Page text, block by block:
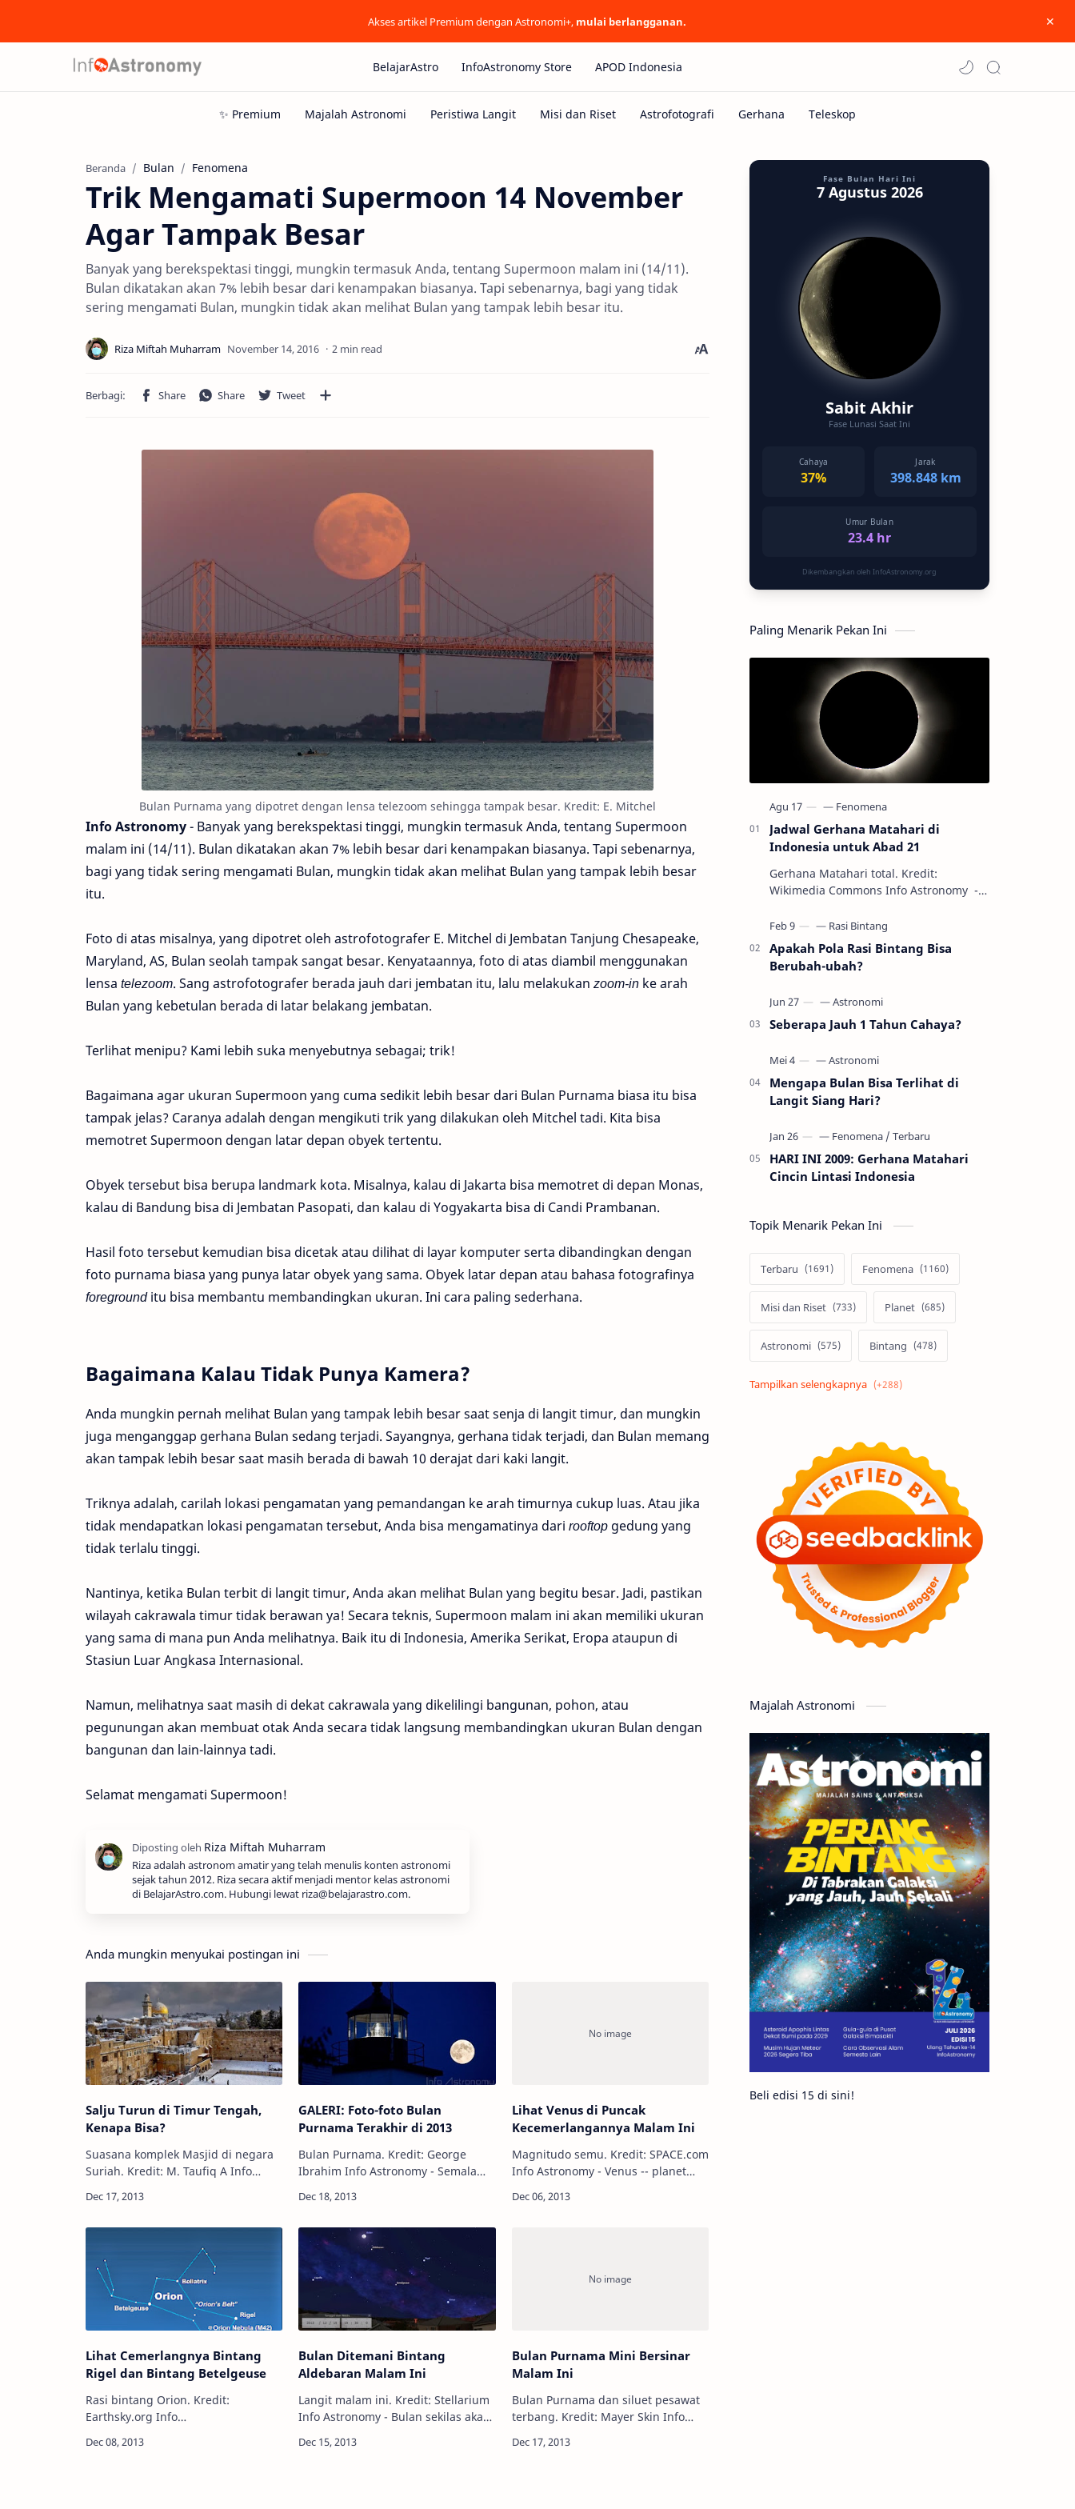
Akses artikel Premium dengan Astronomi+, mulai berlangganan.
BelajarAstro InfoAstronomy Store APOD Indonesia
Beranda Bulan Fenomena
Trik Mengamati Supermoon 14 November
Agar Tampak Besar
Banyak yang berekspektasi tinggi, mungkin termasuk Anda, tentang Supermoon malam ini (14/11).
Bulan dikatakan akan 7% lebih besar dari kenampakan biasanya. Tapi sebenarnya, bagi yang tidak
sering mengamati Bulan, mungkin tidak akan melihat Bulan yang tampak lebih besar itu.
2 min read
Bulan Purnama yang dipotret dengan lensa telezoom sehingga tampak besar. Kredit: E. Mitchel
Info Astronomy- Banyak yang berekspektasi tinggi, mungkin termasuk Anda, tentang Supermoon
malam ini (14/11). Bulan dikatakan akan 7% lebih besar dari kenampakan biasanya. Tapi sebenarnya,
bagi yang tidak sering mengamati Bulan, mungkin tidak akan melihat Bulan yang tampak lebih besar
itu.
Foto di atas misalnya, yang dipotret oleh astrofotografer E. Mitchel di Jembatan Tanjung Chesapeake,
Maryland, AS, Bulan seolah tampak sangat besar. Kenyataannya, foto di atas diambil menggunakan
lensa telezoom. Sang astrofotografer berada jauh dari jembatan itu, lalu melakukan zoom-in ke arah
Bulan yang kebetulan berada di latar belakang jembatan.
Terlihat menipu? Kami lebih suka menyebutnya sebagai; trik!
Bagaimana agar ukuran Supermoon yang cuma sedikit lebih besar dari Bulan Purnama biasa itu bisa
tampak jelas? Caranya adalah dengan mengikuti trik yang dilakukan oleh Mitchel tadi. Kita bisa
memotret Supermoon dengan latar depan obyek tertentu.
Obyek tersebut bisa berupa landmark kota. Misalnya, kalau di Jakarta bisa memotret di depan Monas,
kalau di Bandung bisa di Jembatan Pasopati, dan kalau di Yogyakarta bisa di Candi Prambanan.
Hasil foto tersebut kemudian bisa dicetak atau dilihat di layar komputer serta dibandingkan dengan
foto purnama biasa yang punya latar obyek yang sama. Obyek latar depan atau bahasa fotografinya
foregrounditu bisa membantu membandingkan ukuran. Ini cara paling sederhana.
Bagaimana Kalau Tidak Punya Kamera?
Anda mungkin pernah melihat Bulan yang tampak lebih besar saat senja di langit timur, dan mungkin
juga menganggap gerhana Bulan sedang terjadi. Sayangnya, gerhana tidak terjadi, dan Bulan memang
akan tampak lebih besar saat masih berada di bawah 10 derajat dari kaki langit.
Triknya adalah, carilah lokasi pengamatan yang pemandangan ke arah timurnya cukup luas. Atau jika
tidak mendapatkan lokasi pengamatan tersebut, Anda bisa mengamatinya dari rooftop gedung yang
tidak terlalu tinggi.
Nantinya, ketika Bulan terbit di langit timur, Anda akan melihat Bulan yang begitu besar. Jadi, pastikan
wilayah cakrawala timur tidak berawan ya! Secara teknis, Supermoon malam ini akan memiliki ukuran
yang sama di mana pun Anda melihatnya. Baik itu di Indonesia, Amerika Serikat, Eropa ataupun di
Stasiun Luar Angkasa Internasional.
Namun, melihatnya saat masih di dekat cakrawala yang dikelilingi bangunan, pohon, atau
pegunungan akan membuat otak Anda secara tidak langsung membandingkan ukuran Bulan dengan
bangunan dan lain-lainnya tadi.
Selamat mengamati Supermoon!
Riza adalah astronom amatir yang telah menulis konten astronomi
sejak tahun 2012. Riza secara aktif menjadi mentor kelas astronomi
di BelajarAstro.com. Hubungi lewat riza@belajarastro.com.
Anda mungkin menyukai postingan ini
Salju Turun di Timur Tengah,
Kenapa Bisa?
Suasana komplek Masjid di negara
Suriah. Kredit: M. Taufiq A Info
membawa salju dan kekacauan di
GALERI: Foto-foto Bulan
Purnama Terakhir di 2013
Bulan Purnama. Kredit: George
Ibrahim Info Astronomy - Semalam
Bulan Purnama, dan ini adalah
terakhir pada …
Lihat Venus di Puncak
Kecemerlangannya Malam Ini
Magnitudo semu. Kredit: SPACE.com
Info Astronomy - Venus -- planet
mencapai puncak
Lihat Cemerlangnya Bintang
Rigel dan Bintang Betelgeuse
Rasi bintang Orion. Kredit:
Earthsky.org Info
rasi bintang hanya memiliki satu
Bulan Ditemani Bintang
Aldebaran Malam Ini
Langit malam ini. Kredit: Stellarium
Info Astronomy - Bulan sekilas akan
malam ini, tetapi secara teknis,
Bulan Purnama Mini Bersinar
Malam Ini
Bulan Purnama dan siluet pesawat
terbang. Kredit: Mayer Skin Info
dan terkecil tahun 2013 ini akan
Fase Bulan Hari Ini
7 Agustus 2026
Sabit Akhir
Fase Lunasi Saat Ini
Cahaya
37%
Jarak
398.848 km
Umur Bulan
23.4 hr
Dikembangkan oleh InfoAstronomy.org
Paling Menarik Pekan Ini
Jadwal Gerhana Matahari di
Indonesia untuk Abad 21
Gerhana Matahari total. Kredit:
Wikimedia Commons Info Astronomy -
gerhana Matahari akan terjadi sebanyak
22…
Apakah Pola Rasi Bintang Bisa
Berubah-ubah?
Seberapa Jauh 1 Tahun Cahaya?
Mengapa Bulan Bisa Terlihat di
Langit Siang Hari?
HARI INI 2009: Gerhana Matahari
Cincin Lintasi Indonesia
Topik Menarik Pekan Ini
Terbaru Fenomena
Misi dan Riset Planet
Astronomi Bintang
Alam semesta Galaksi
Tata Surya
Hype Astronot
Asteroid Observasi
Premium Komet
Penelitian
Satelit
Aurora Supernova
Nebula Sponsored
Matahari Mars
Planet Katai Featured
GMT 2016 History
Hoax Bima Sakti
Meteor Gerhana
Komet ISON Jupiter
Planet Kerdil Bumi
Pengetahuan Berita
Majalah Astronomi
Beli edisi 15 di sini!